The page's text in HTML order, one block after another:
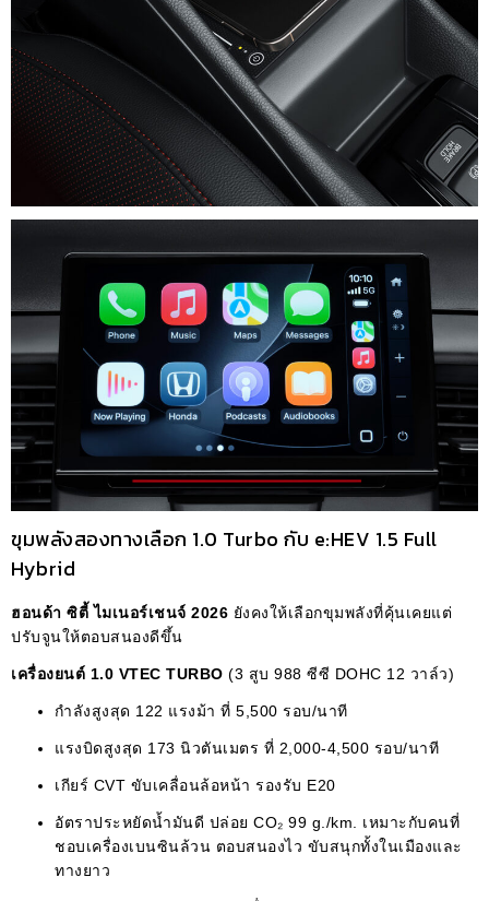
ขุมพลังสองทางเลือก 1.0 Turbo กับ e:HEV 1.5 Full
Hybrid
ฮอนด้า ซิตี้ ไมเนอร์เชนจ์ 2026 ยังคงให้เลือกขุมพลังที่คุ้นเคยแต่
ปรับจูนให้ตอบสนองดีขึ้น
เครื่องยนต์ 1.0 VTEC TURBO (3 สูบ 988 ซีซี DOHC 12 วาล์ว)
กำลังสูงสุด 122 แรงม้า ที่ 5,500 รอบ/นาที
แรงบิดสูงสุด 173 นิวตันเมตร ที่ 2,000-4,500 รอบ/นาที
เกียร์ CVT ขับเคลื่อนล้อหน้า รองรับ E20
อัตราประหยัดน้ำมันดี ปล่อย CO₂ 99 g./km. เหมาะกับคนที่
ชอบเครื่องเบนซินล้วน ตอบสนองไว ขับสนุกทั้งในเมืองและ
ทางยาว